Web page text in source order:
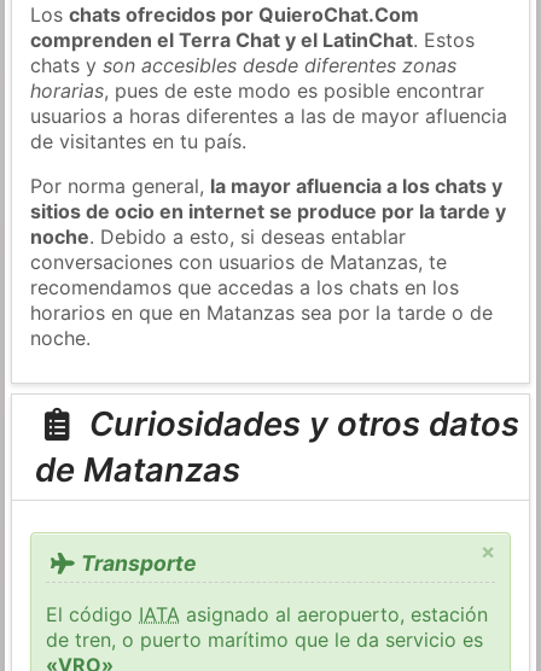
Loschats ofrecidos por QuieroChat.Com
comprenden el Terra Chat y el LatinChat. Estos
chats yson accesibles desde diferentes zonas
horarias, pues de este modo es posible encontrar
usuarios a horas diferentes a las de mayor afluencia
de visitantes en tu país.
Por norma general, la mayor afluencia a los chats y
sitios de ocio en internet se produce por la tarde y
noche. Debido a esto, si deseas entablar
conversaciones con usuarios de Matanzas, te
recomendamos que accedas a los chats en los
horarios en que en Matanzas sea por la tarde o de
noche.
Curiosidades y otros datos
de Matanzas
×
Transporte
El código IATA asignado al aeropuerto, estación
de tren, o puerto marítimo que le da servicio es
«VRO»